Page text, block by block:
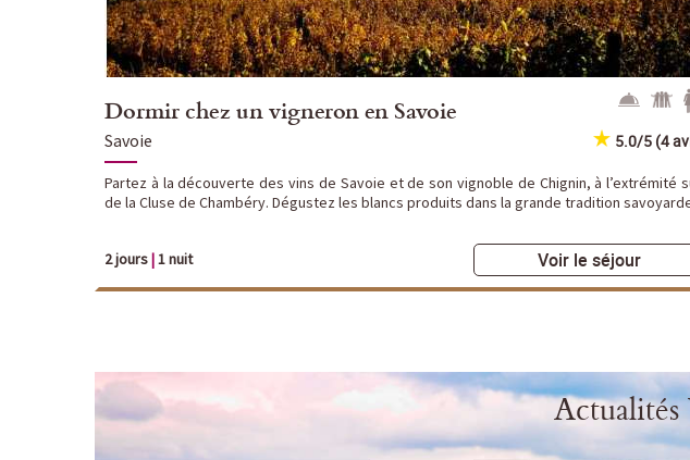
Dormir chez un vigneron en Savoie
Savoie 5.0/5 (4
Partez à la découverte des vins de Savoie et de son vignoble de Chignin, à l’extrémité
de la Cluse de Chambéry. Dégustez les blancs produits dans la grande tradition
2 jours|1 nuit Voir le séjour